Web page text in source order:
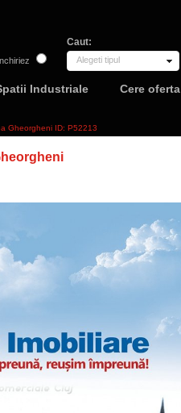
Caut:
Alegeti tipul
Industriale Cere oferta
Gheorgheni ID: P52213